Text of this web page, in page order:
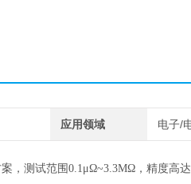
应用领域 电子/
，测试范围0.1μΩ~3.3MΩ，精度高